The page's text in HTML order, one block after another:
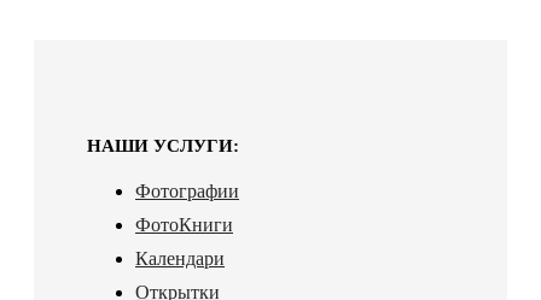
НАШИ УСЛУГИ:
Фотографии
ФотоКниги
Календари
Открытки